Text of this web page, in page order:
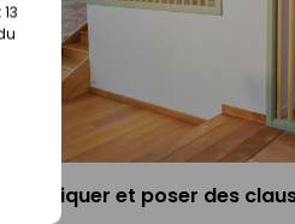
Fabriquer et poser des